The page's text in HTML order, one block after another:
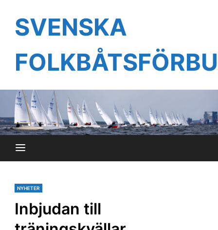
innehållSVENSKA
NYHETER
Inbjudan till